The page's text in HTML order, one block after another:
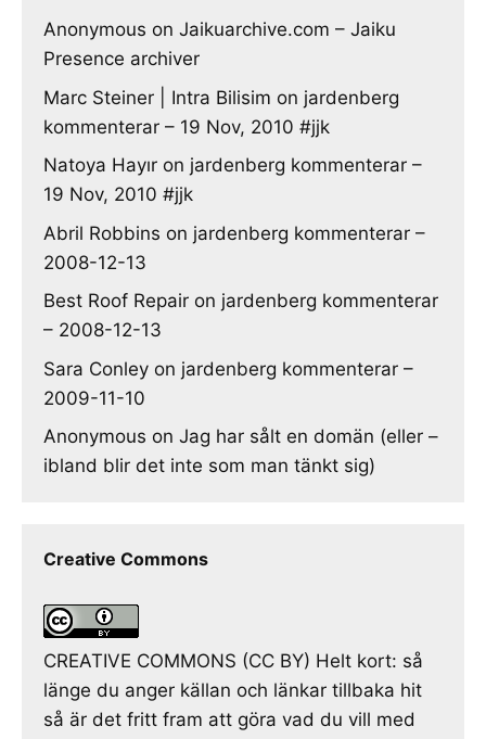
Anonymous on Jaikuarchive.com – Jaiku
Presence archiver
Marc Steiner | Intra Bilisim on jardenberg
kommenterar – 19 Nov, 2010 #jjk
Natoya Hayır on jardenberg kommenterar –
19 Nov, 2010 #jjk
Abril Robbins on jardenberg kommenterar –
2008-12-13
Best Roof Repair on jardenberg kommenterar
– 2008-12-13
Sara Conley on jardenberg kommenterar –
2009-11-10
Anonymous on Jag har sålt en domän (eller –
ibland blir det inte som man tänkt sig)
Creative Commons
CREATIVE COMMONS (CC BY) Helt kort: så
länge du anger källan och länkar tillbaka hit
så är det fritt fram att göra vad du vill med